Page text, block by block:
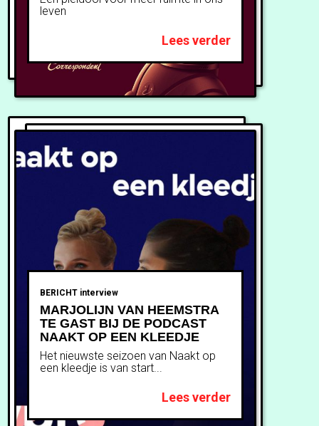
leven
Lees verder
BERICHT interview
MARJOLIJN VAN HEEMSTRA
TE GAST BIJ DE PODCAST
NAAKT OP EEN KLEEDJE
Het nieuwste seizoen van Naakt op
een kleedje is van start...
Lees verder